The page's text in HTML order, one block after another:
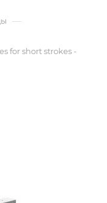
—
for short strokes -